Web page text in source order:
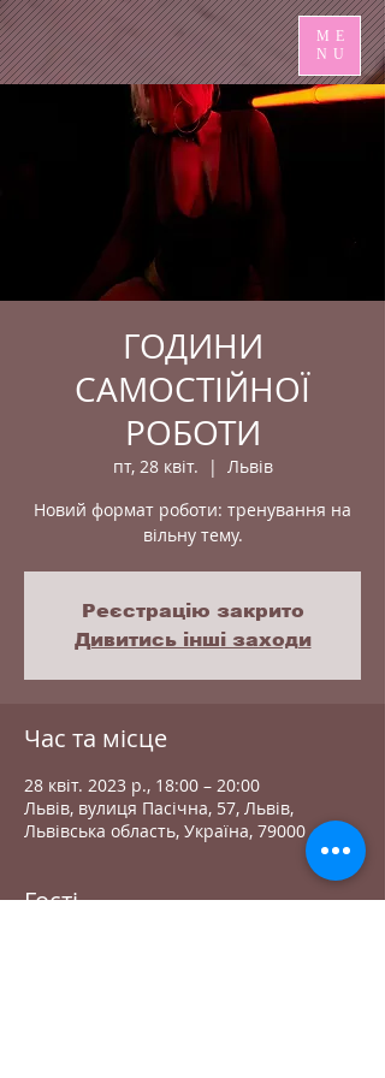
ME
NU
ГОДИНИ
САМОСТІЙНОЇ
РОБОТИ
пт, 28 квіт.
  |
Львів
Новий формат роботи: тренування на
вільну тему.
Реєстрацію закрито
Дивитись інші заходи
Час та місце
28 квіт. 2023 р., 18:00 – 20:00
Львів, вулиця Пасічна, 57, Львів,
Львівська область, Україна, 79000
Гості